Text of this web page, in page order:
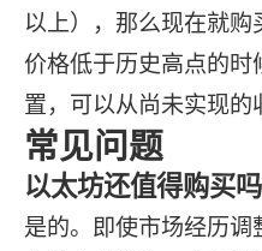
以上），那么现在就
价格低于历史高点的
置，可以从尚未实现的
常见问题
以太坊还值得购买吗
是的。即使市场经历